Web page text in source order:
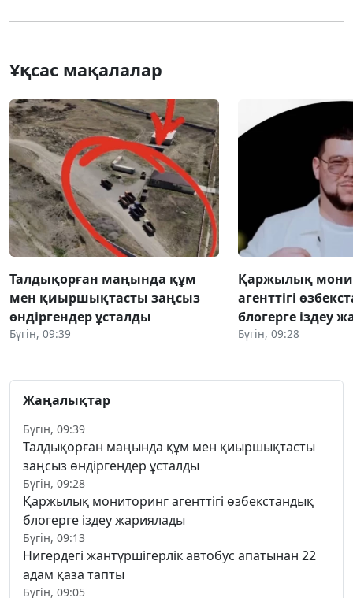
Ұқсас мақалалар
Талдықорған маңында құм
мен қиыршықтасты заңсыз
өндіргендер ұсталды
Бүгін, 09:39
Қаржылық
агенттігі
блогерге іздеу
Бүгін, 09:28
Жаңалықтар
Бүгін, 09:39
Талдықорған маңында құм мен қиыршықтасты
заңсыз өндіргендер ұсталды
Бүгін, 09:28
Қаржылық мониторинг агенттігі өзбекстандық
блогерге іздеу жариялады
Бүгін, 09:13
Нигердегі жантүршігерлік автобус апатынан 22
адам қаза тапты
Бүгін, 09:05